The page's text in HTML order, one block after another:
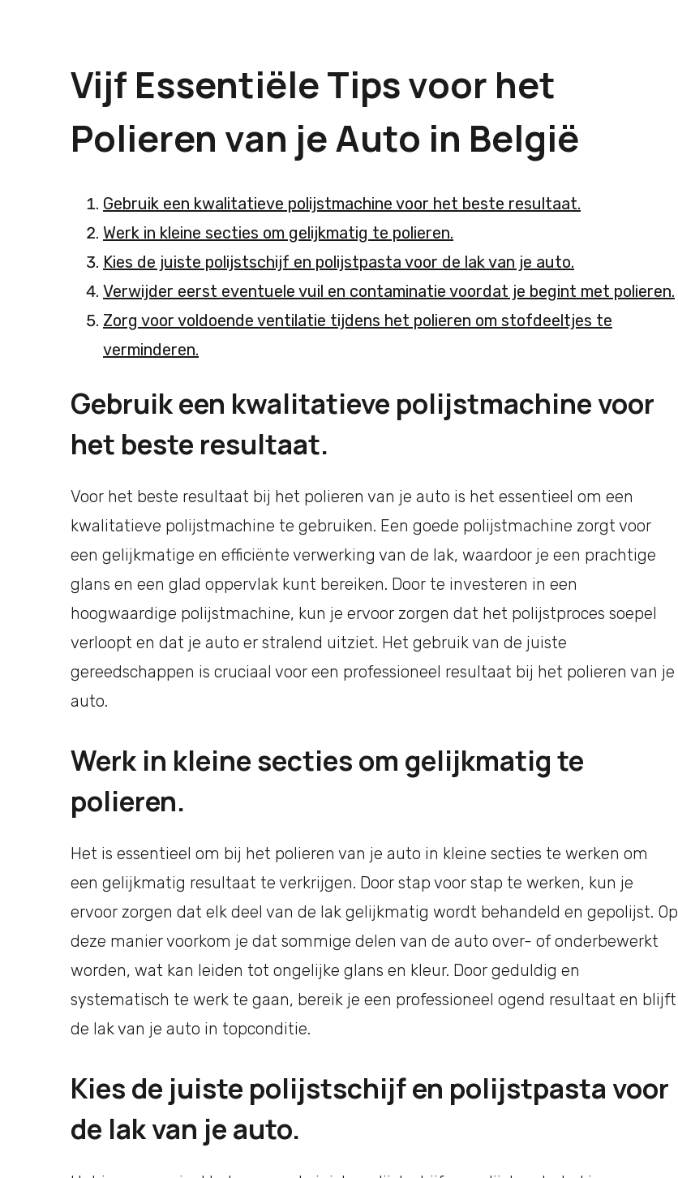
Vijf Essentiële Tips voor het
Polieren van je Auto in België
Gebruik een kwalitatieve polijstmachine voor het beste resultaat.
Werk in kleine secties om gelijkmatig te polieren.
Kies de juiste polijstschijf en polijstpasta voor de lak van je auto.
Verwijder eerst eventuele vuil en contaminatie voordat je begint met polieren.
Zorg voor voldoende ventilatie tijdens het polieren om stofdeeltjes te
verminderen.
Gebruik een kwalitatieve polijstmachine voor
het beste resultaat.
Voor het beste resultaat bij het polieren van je auto is het essentieel om een
kwalitatieve polijstmachine te gebruiken. Een goede polijstmachine zorgt voor
een gelijkmatige en efficiënte verwerking van de lak, waardoor je een prachtige
glans en een glad oppervlak kunt bereiken. Door te investeren in een
hoogwaardige polijstmachine, kun je ervoor zorgen dat het polijstproces soepel
verloopt en dat je auto er stralend uitziet. Het gebruik van de juiste
gereedschappen is cruciaal voor een professioneel resultaat bij het polieren van je
auto.
Werk in kleine secties om gelijkmatig te
polieren.
Het is essentieel om bij het polieren van je auto in kleine secties te werken om
een gelijkmatig resultaat te verkrijgen. Door stap voor stap te werken, kun je
ervoor zorgen dat elk deel van de lak gelijkmatig wordt behandeld en gepolijst. Op
deze manier voorkom je dat sommige delen van de auto over- of onderbewerkt
worden, wat kan leiden tot ongelijke glans en kleur. Door geduldig en
systematisch te werk te gaan, bereik je een professioneel ogend resultaat en blijft
de lak van je auto in topconditie.
Kies de juiste polijstschijf en polijstpasta voor
de lak van je auto.